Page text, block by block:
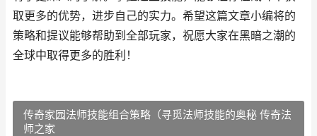
取更多的优势，进步自己的实力。希望这篇文章小编将的
策略和提议能够帮助到全部玩家，祝愿大家在黑暗之潮的
全球中取得更多的胜利！
传奇家园法师技能组合策略（寻觅法师技能的奥秘 传奇法
师之家